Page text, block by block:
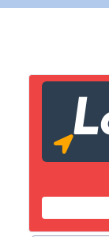
Lien vers
Copier